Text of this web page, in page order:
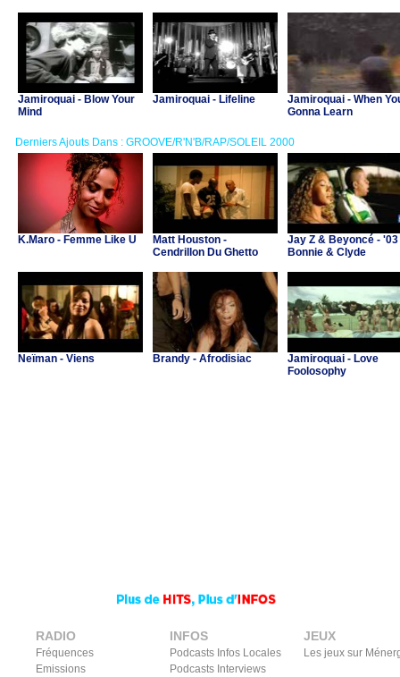
Jamiroquai - Blow Your
Mind
Jamiroquai - Lifeline
Jamiroquai - When
Gonna Learn
Derniers Ajouts Dans : GROOVE/R'N'B/RAP/SOLEIL 2000
K.Maro - Femme Like U
Matt Houston -
Cendrillon Du Ghetto
Jay Z & Beyoncé - '03
Bonnie & Clyde
Neïman - Viens Brandy - Afrodisiac
Jamiroquai - Love
Foolosophy
RADIO
Fréquences
Emissions
INFOS
Podcasts Infos Locales
Podcasts Interviews
JEUX
Les jeux sur